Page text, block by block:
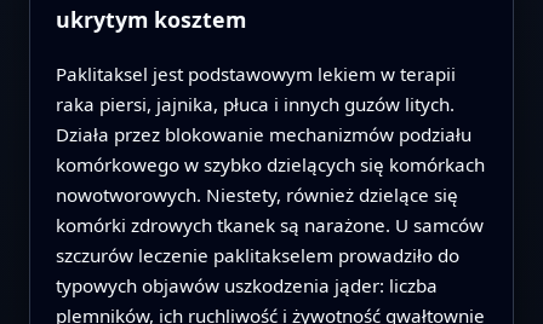
ukrytym kosztem
Paklitaksel jest podstawowym lekiem w terapii
raka piersi, jajnika, płuca i innych guzów litych.
Działa przez blokowanie mechanizmów podziału
komórkowego w szybko dzielących się komórkach
nowotworowych. Niestety, również dzielące się
komórki zdrowych tkanek są narażone. U samców
szczurów leczenie paklitakselem prowadziło do
typowych objawów uszkodzenia jąder: liczba
plemników, ich ruchliwość i żywotność gwałtownie